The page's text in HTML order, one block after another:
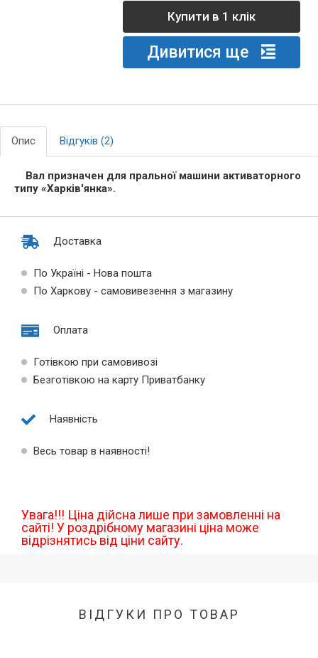
Купити в 1 клік
Дивитися ще
Опис Відгуків (2)
Вал призначен для пральної машини активаторного
типу «Харків'янка».
Доставка
По Україні - Нова пошта
По Харкову - самовивезення з магазину
Оплата
Готівкою при самовивозі
Безготівкою на карту Приватбанку
Наявність
Весь товар в наявності!
Увага!!! Ціна дійсна лише при замовленні на
сайті! У роздрібному магазині ціна може
відрізнятись від ціни сайту.
ВІДГУКИ ПРО ТОВАР